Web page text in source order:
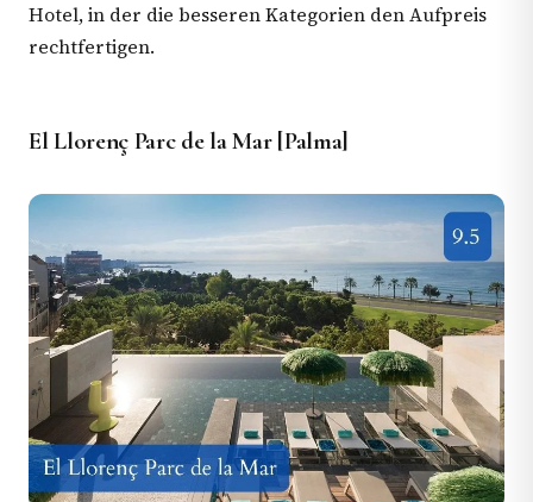
Hotel, in der die besseren Kategorien den Aufpreis
rechtfertigen.
El Llorenç Parc de la Mar [Palma]